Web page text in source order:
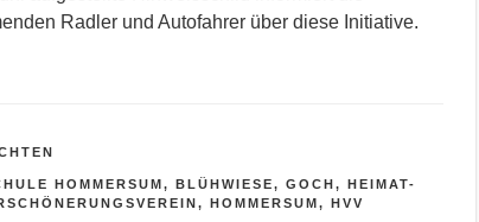
Radler und Autofahrer über diese Initiative.
HOMMERSUM, BLÜHWIESE, GOCH, HEIMAT-
, HOMMERSUM, HVV